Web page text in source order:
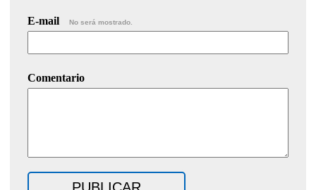
E-mail No será mostrado.
Comentario